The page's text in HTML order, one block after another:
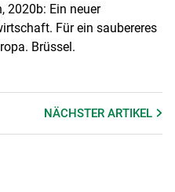
2020b: Ein neuer
Für ein saubereres
Brüssel.
NÄCHSTERARTIKEL